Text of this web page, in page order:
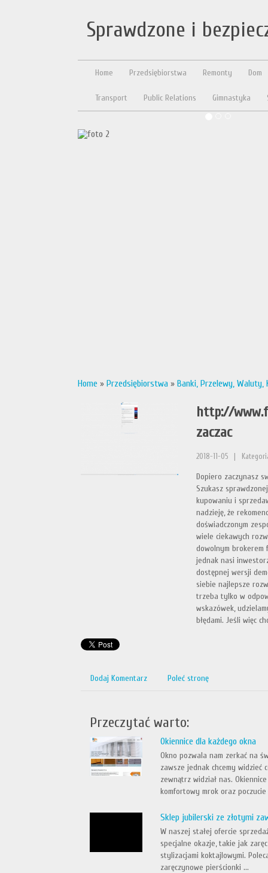
Sprawdzone i
Home Przedsiębiorstwa Remonty Dom
Transport Public Relations Gimnastyka
Home » Przedsiębiorstwa » Banki, Przelewy, Waluty,
http://
zaczac
2018-11-05
Dopiero zaczynasz
Szukasz
kupowaniu i
nadzieję, że
doświadczonym
wiele ciekawych
dowolnym brokerem
jednak nasi
dostępnej wersji
siebie najlepsze
trzeba tylko w
wskazówek,
błędami. Jeśli więc
Dodaj Komentarz Poleć stronę
Przeczytać warto:
Okiennice dla każdego okna
Okno pozwala nam zerkać na
zawsze jednak chcemy
zewnątrz widział nas.
komfortowy mrok oraz
Sklep jubilerski ze złotymi
W naszej stałej ofercie
specjalne okazje, takie jak
stylizacjami koktajlowymi.
zaręczynowe pierścionki ...